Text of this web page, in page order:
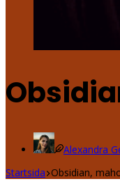
Alexandra
Startsida Obsidian,